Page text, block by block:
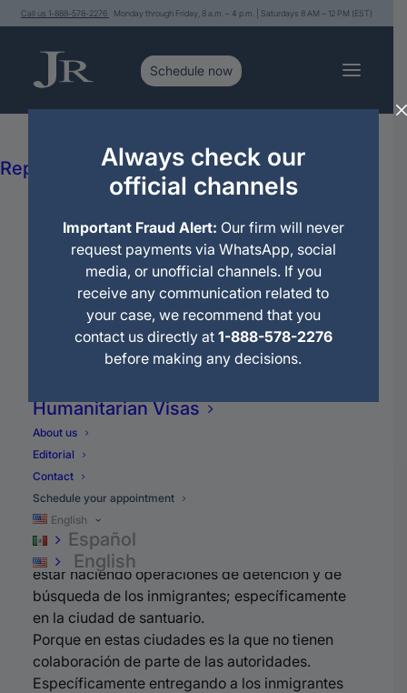
Call us 1-888-578-2276 Monday through Friday, 8 a.m. – 4 p.m. | Saturdays 8 AM – 12 PM (EST)
Immigration Legal Advice and
Representation
Political Asylum
Deportations
Immigration Motions
Travel Permit
Family Petitions
Work Petitions
Permanent Residence (Green Card)
Family Reunification
Humanitarian Visas
About us
Editorial
Contact
Schedule your appointment
English
Español
English
Les saluda Jorge Rivera
abogado de
inmigración.
Y vamos a analizar este tema de los pies a la
-Así que analicemos
El propio “ICE” dijo en un comunicado que iban a
estar haciendo operaciones de detención y de
búsqueda de los inmigrantes; específicamente
en la ciudad de santuario.
Porque en estas ciudades es la que no tienen
colaboración de parte de las autoridades.
Específicamente entregando a los inmigrantes
Always check our
official channels
Important Fraud Alert: Our firm will never
request payments via WhatsApp, social
media, or unofficial channels. If you
receive any communication related to
your case, we recommend that you
contact us directly at 1-888-578-2276
before making any decisions.